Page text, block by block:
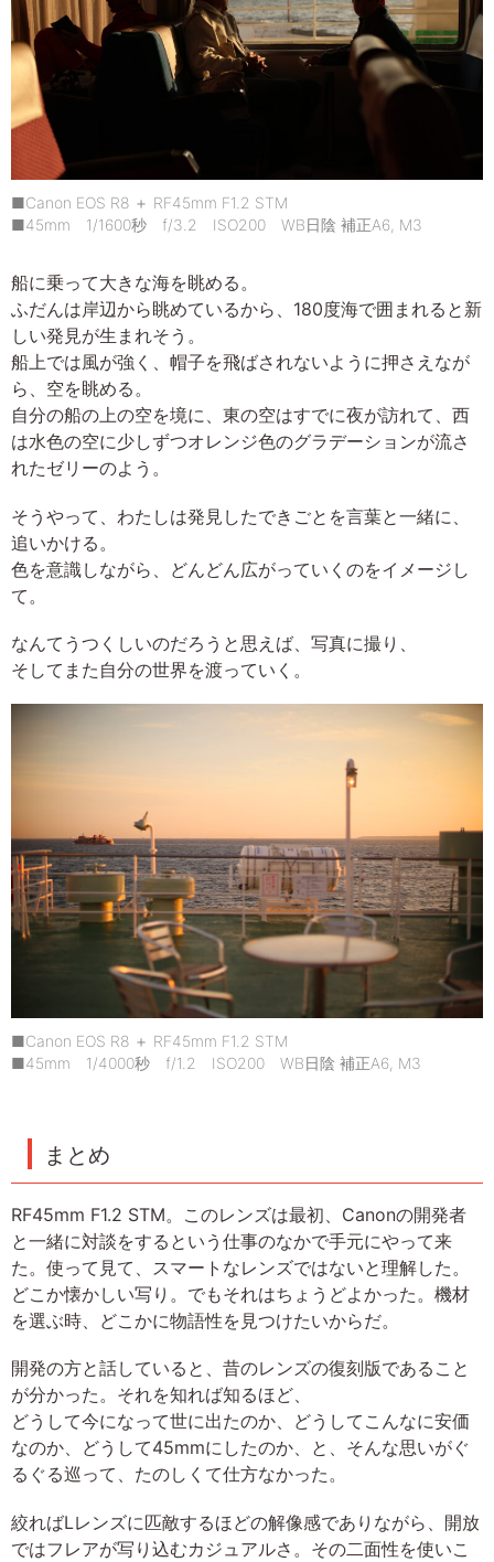
■Canon EOS R8 ＋ RF45mm F1.2 STM
■45mm 1/1600秒 f/3.2 ISO200 WB日陰 補正A6, M3
船に乗って大きな海を眺める。
ふだんは岸辺から眺めているから、180度海で囲まれると新
しい発見が生まれそう。
船上では風が強く、帽子を飛ばされないように押さえなが
ら、空を眺める。
自分の船の上の空を境に、東の空はすでに夜が訪れて、西
は水色の空に少しずつオレンジ色のグラデーションが流さ
れたゼリーのよう。
そうやって、わたしは発見したできごとを言葉と一緒に、
追いかける。
色を意識しながら、どんどん広がっていくのをイメージし
て。
なんてうつくしいのだろうと思えば、写真に撮り、
そしてまた自分の世界を渡っていく。
■Canon EOS R8 ＋ RF45mm F1.2 STM
■45mm 1/4000秒 f/1.2 ISO200 WB日陰 補正A6, M3
まとめ
RF45mm F1.2 STM。このレンズは最初、Canonの開発者
と一緒に対談をするという仕事のなかで手元にやって来
た。使って見て、スマートなレンズではないと理解した。
どこか懐かしい写り。でもそれはちょうどよかった。機材
を選ぶ時、どこかに物語性を見つけたいからだ。
開発の方と話していると、昔のレンズの復刻版であること
が分かった。それを知れば知るほど、
どうして今になって世に出たのか、どうしてこんなに安価
なのか、どうして45mmにしたのか、と、そんな思いがぐ
るぐる巡って、たのしくて仕方なかった。
絞ればLレンズに匹敵するほどの解像感でありながら、開放
ではフレアが写り込むカジュアルさ。その二面性を使いこ